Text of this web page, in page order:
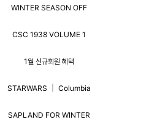
WINTER SEASON OFF
CSC 1938 VOLUME 1
1월 신규회원 혜택
STARWARS │ Columbia
SAPLAND FOR WINTER